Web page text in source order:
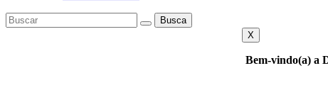
Busca
X
Bem-vindo(a) a